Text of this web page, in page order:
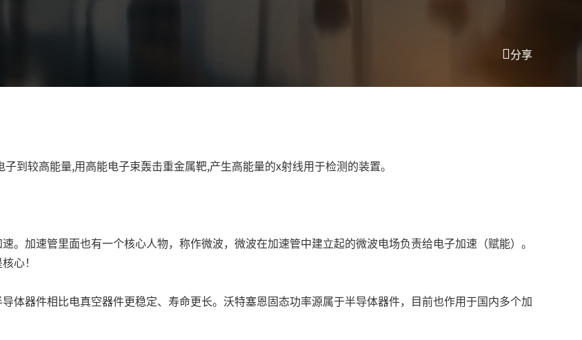
分享
到较高能量,用高能电子束轰击重金属靶,产生高能量的x射线用于检测的装置。
。加速管里面也有一个核心人物，称作微波，微波在加速管中建立起的微波电场负责给电子加速（赋能）。
心！
体器件相比电真空器件更稳定、寿命更长。 沃特塞恩固态功率源属于半导体器件，目前也作用于国内多个加